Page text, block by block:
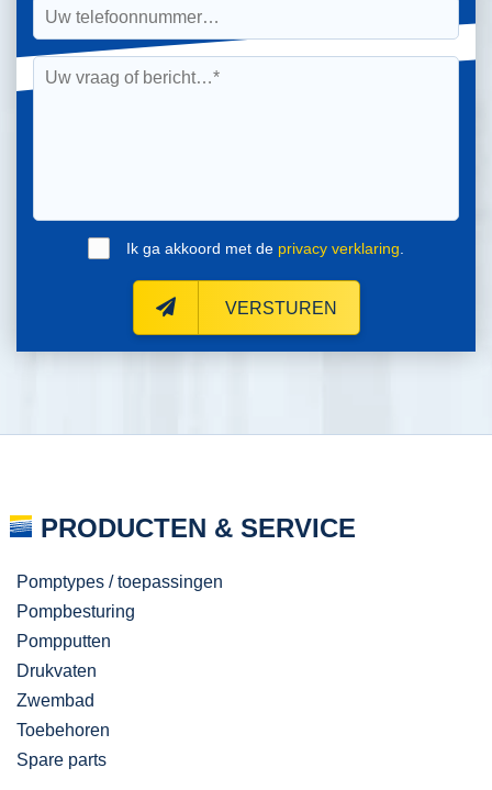
Ik ga akkoord met de privacy verklaring
VERSTUREN
PRODUCTEN & SERVICE
Pomptypes / toepassingen
Pompbesturing
Pompputten
Drukvaten
Zwembad
Toebehoren
Spare parts